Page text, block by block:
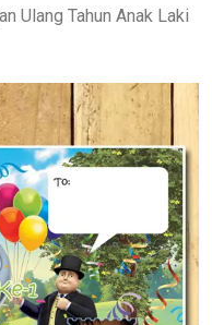
Ulang Tahun Anak Laki